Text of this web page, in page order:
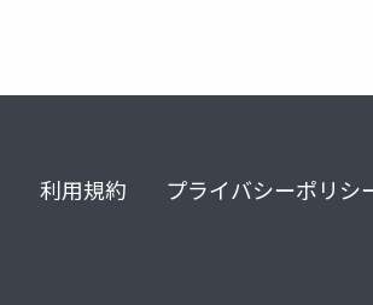
利用規約 プライバシーポリシ